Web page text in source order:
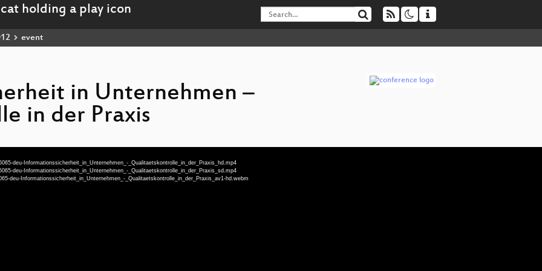
event
in Unternehmen –
in der Praxis
deu-Informationssicherheit_in_Unternehmen_-_Qualitaetskontrolle_in_der_Praxis_hd.mp4
deu-Informationssicherheit_in_Unternehmen_-_Qualitaetskontrolle_in_der_Praxis_sd.mp4
deu-Informationssicherheit_in_Unternehmen_-_Qualitaetskontrolle_in_der_Praxis_av1-hd.webm